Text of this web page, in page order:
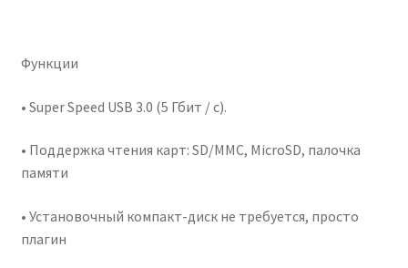
Функции
• Super Speed ​​USB 3.0 (5 Гбит / с).
• Поддержка чтения карт: SD/MMC, MicroSD, палочка
памяти
• Установочный компакт-диск не требуется, просто
плагин